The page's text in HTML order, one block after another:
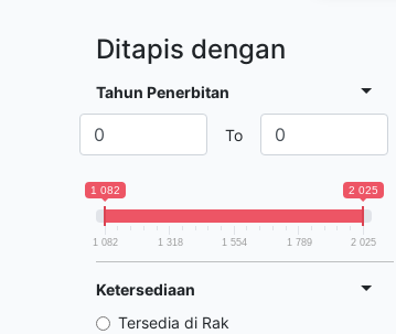
Ditapis dengan
Tahun Penerbitan
To
1 082 2 025
1 082 1 318 1 554 1 789 2 025
Ketersediaan
Tersedia di Rak